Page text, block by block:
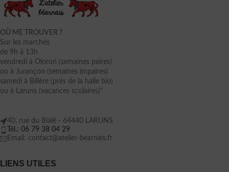
OÙ ME TROUVER ?
Sur les marchés
de 9h à 13h
vendredi à Oloron (semaines paires)
ou à Jurançon (semaines impaires)
samedi à Billère (près de la halle bio)
ou à Laruns (vacances scolaires)"
40, rue du Bialé - 64440 LARUNS
Tél.: 06 79 38 04 29
Email: contact@atelier-bearnais.fr
LIENS UTILES